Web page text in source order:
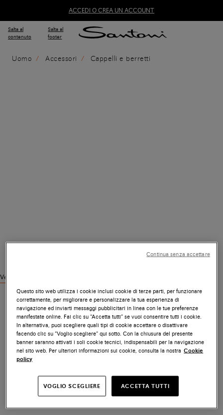
ACCEDI O CREA UN ACCOUNT
Salta al
contenuto
Salta al
footer
Uomo Accessori Cappelli e berretti
Vedi prodotti simili
Questo sito web utilizza i cookie inclusi cookie di terze parti, per funzionare
correttamente, per migliorare e personalizzare la tua esperienza di
navigazione ed inviarti messaggi pubblicitari in linea con le tue preferenze
manifestate online. Fai clic su “Accetta tutti” se vuoi consentire tutti i cookie.
In alternativa, puoi scegliere quali tipi di cookie accettare o disattivare
facendo clic su “Voglio scegliere” qui sotto. Con la chiusura del presente
banner saranno attivati i soli cookie tecnici, indispensabili per la navigazione
nel sito web. Per ulteriori informazioni sui cookie, consulta la nostra Cookie
policy
VOGLIO SCEGLIERE ACCETTA TUTTI
Continua senza accettare